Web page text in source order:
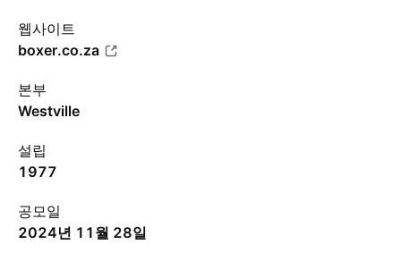
웹사이트
boxer.co.za
본부
Westville
설립
1977
공모일
2024년 11월 28일